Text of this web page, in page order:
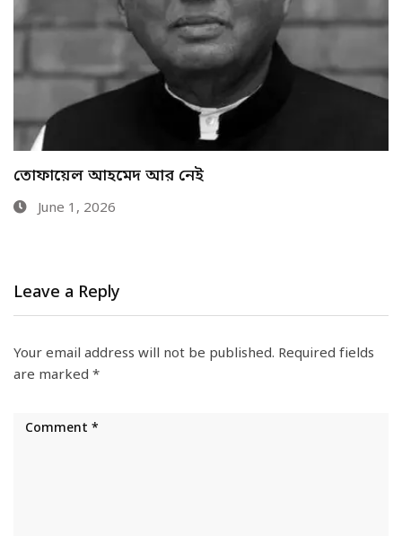
রাজপথের লড়াকু নেতা ভিপি তাজুল: আন্দোলন-সংগ্রামে
ত্যাগ ও…
Leave a Reply
Your email address will not be published. Required fields
are marked *